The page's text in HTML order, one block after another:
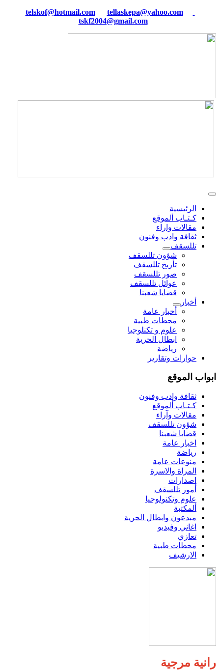
tellaskepa@yahoo.com
tskf2004@gmail.com
الرئيسية
كـتـاب ألموقع
مقالات واراء
ثقافة وادب وفنون
تللسقف
شؤون تللسقف
تأريخ تللسقف
صور تللسقف
عوائل تللسقف
قضايا شعبنا
أخبار
أخبار عامة
محطات طبية
علوم و تکنلوجیا
ابطال الحرية
رياضة
حوارات وتقارير
ابواب الموقع
ثقافة وادب وفنون
كـتـاب ألموقع
مقالات وآراء
شؤون تللسقف
قضايا شعبنا
اخبار عامة
رياضة
منوعات عامة
المراة والاسرة
اصدارات
أمور تللسقف
علوم وتكنولوجيا
ألمكتبة
مبدعون وابطال الحرية
اغاني وفيديو
تعازي
محطات طبية
الارشيف
رانية مرجية